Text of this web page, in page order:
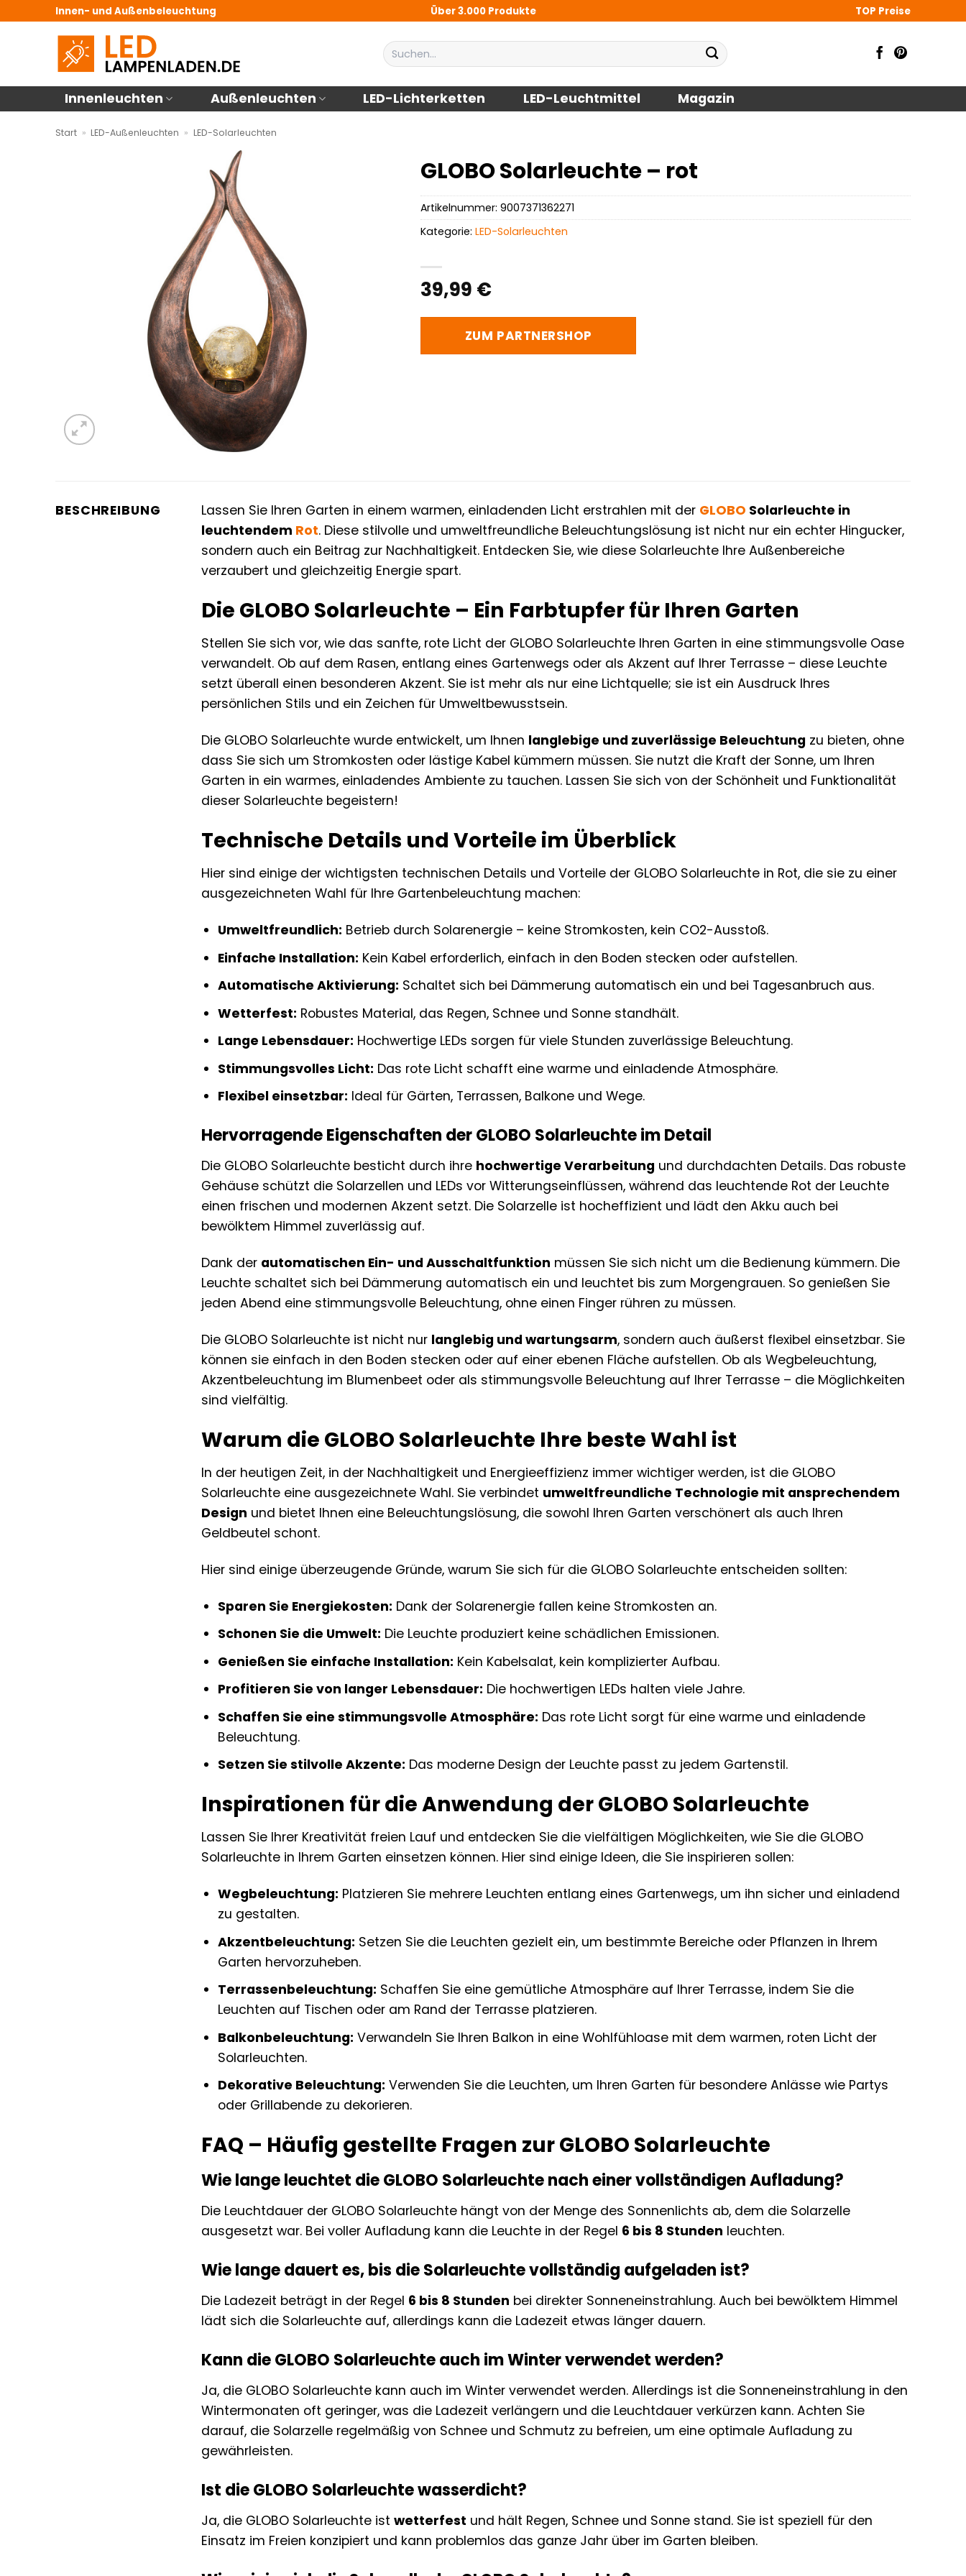
Innen- und Außenbeleuchtung Über 3.000 Produkte TOP Preise
Suchen
nach:
Innenleuchten Außenleuchten LED-Lichterketten LED-Leuchtmittel Magazin
Start » LED-Außenleuchten » LED-Solarleuchten
GLOBO Solarleuchte – rot
39,99 €
ZUM PARTNERSHOP
Artikelnummer:9007371362271
Kategorie:LED-Solarleuchten
BESCHREIBUNG Lassen Sie Ihren Garten in einem warmen, einladenden Licht erstrahlen mit der GLOBO Solarleuchte in
leuchtendem Rot. Diese stilvolle und umweltfreundliche Beleuchtungslösung ist nicht nur ein echter Hingucker,
sondern auch ein Beitrag zur Nachhaltigkeit. Entdecken Sie, wie diese Solarleuchte Ihre Außenbereiche
verzaubert und gleichzeitig Energie spart.
Die GLOBO Solarleuchte – Ein Farbtupfer für Ihren Garten
Stellen Sie sich vor, wie das sanfte, rote Licht der GLOBO Solarleuchte Ihren Garten in eine stimmungsvolle Oase
verwandelt. Ob auf dem Rasen, entlang eines Gartenwegs oder als Akzent auf Ihrer Terrasse – diese Leuchte
setzt überall einen besonderen Akzent. Sie ist mehr als nur eine Lichtquelle; sie ist ein Ausdruck Ihres
persönlichen Stils und ein Zeichen für Umweltbewusstsein.
Die GLOBO Solarleuchte wurde entwickelt, um Ihnen langlebige und zuverlässige Beleuchtung zu bieten, ohne
dass Sie sich um Stromkosten oder lästige Kabel kümmern müssen. Sie nutzt die Kraft der Sonne, um Ihren
Garten in ein warmes, einladendes Ambiente zu tauchen. Lassen Sie sich von der Schönheit und Funktionalität
dieser Solarleuchte begeistern!
Technische Details und Vorteile im Überblick
Hier sind einige der wichtigsten technischen Details und Vorteile der GLOBO Solarleuchte in Rot, die sie zu einer
ausgezeichneten Wahl für Ihre Gartenbeleuchtung machen:
Umweltfreundlich: Betrieb durch Solarenergie – keine Stromkosten, kein CO2-Ausstoß.
Einfache Installation: Kein Kabel erforderlich, einfach in den Boden stecken oder aufstellen.
Automatische Aktivierung: Schaltet sich bei Dämmerung automatisch ein und bei Tagesanbruch aus.
Wetterfest: Robustes Material, das Regen, Schnee und Sonne standhält.
Lange Lebensdauer: Hochwertige LEDs sorgen für viele Stunden zuverlässige Beleuchtung.
Stimmungsvolles Licht: Das rote Licht schafft eine warme und einladende Atmosphäre.
Flexibel einsetzbar: Ideal für Gärten, Terrassen, Balkone und Wege.
Hervorragende Eigenschaften der GLOBO Solarleuchte im Detail
Die GLOBO Solarleuchte besticht durch ihre hochwertige Verarbeitung und durchdachten Details. Das robuste
Gehäuse schützt die Solarzellen und LEDs vor Witterungseinflüssen, während das leuchtende Rot der Leuchte
einen frischen und modernen Akzent setzt. Die Solarzelle ist hocheffizient und lädt den Akku auch bei
bewölktem Himmel zuverlässig auf.
Dank der automatischen Ein- und Ausschaltfunktion müssen Sie sich nicht um die Bedienung kümmern. Die
Leuchte schaltet sich bei Dämmerung automatisch ein und leuchtet bis zum Morgengrauen. So genießen Sie
jeden Abend eine stimmungsvolle Beleuchtung, ohne einen Finger rühren zu müssen.
Die GLOBO Solarleuchte ist nicht nur langlebig und wartungsarm, sondern auch äußerst flexibel einsetzbar. Sie
können sie einfach in den Boden stecken oder auf einer ebenen Fläche aufstellen. Ob als Wegbeleuchtung,
Akzentbeleuchtung im Blumenbeet oder als stimmungsvolle Beleuchtung auf Ihrer Terrasse – die Möglichkeiten
sind vielfältig.
Warum die GLOBO Solarleuchte Ihre beste Wahl ist
In der heutigen Zeit, in der Nachhaltigkeit und Energieeffizienz immer wichtiger werden, ist die GLOBO
Solarleuchte eine ausgezeichnete Wahl. Sie verbindet umweltfreundliche Technologie mit ansprechendem
Design und bietet Ihnen eine Beleuchtungslösung, die sowohl Ihren Garten verschönert als auch Ihren
Geldbeutel schont.
Hier sind einige überzeugende Gründe, warum Sie sich für die GLOBO Solarleuchte entscheiden sollten:
Sparen Sie Energiekosten: Dank der Solarenergie fallen keine Stromkosten an.
Schonen Sie die Umwelt: Die Leuchte produziert keine schädlichen Emissionen.
Genießen Sie einfache Installation: Kein Kabelsalat, kein komplizierter Aufbau.
Profitieren Sie von langer Lebensdauer: Die hochwertigen LEDs halten viele Jahre.
Schaffen Sie eine stimmungsvolle Atmosphäre: Das rote Licht sorgt für eine warme und einladende
Beleuchtung.
Setzen Sie stilvolle Akzente: Das moderne Design der Leuchte passt zu jedem Gartenstil.
Inspirationen für die Anwendung der GLOBO Solarleuchte
Lassen Sie Ihrer Kreativität freien Lauf und entdecken Sie die vielfältigen Möglichkeiten, wie Sie die GLOBO
Solarleuchte in Ihrem Garten einsetzen können. Hier sind einige Ideen, die Sie inspirieren sollen:
Wegbeleuchtung: Platzieren Sie mehrere Leuchten entlang eines Gartenwegs, um ihn sicher und einladend
zu gestalten.
Akzentbeleuchtung: Setzen Sie die Leuchten gezielt ein, um bestimmte Bereiche oder Pflanzen in Ihrem
Garten hervorzuheben.
Terrassenbeleuchtung: Schaffen Sie eine gemütliche Atmosphäre auf Ihrer Terrasse, indem Sie die
Leuchten auf Tischen oder am Rand der Terrasse platzieren.
Balkonbeleuchtung: Verwandeln Sie Ihren Balkon in eine Wohlfühloase mit dem warmen, roten Licht der
Solarleuchten.
Dekorative Beleuchtung: Verwenden Sie die Leuchten, um Ihren Garten für besondere Anlässe wie Partys
oder Grillabende zu dekorieren.
FAQ – Häufig gestellte Fragen zur GLOBO Solarleuchte
Wie lange leuchtet die GLOBO Solarleuchte nach einer vollständigen Aufladung?
Die Leuchtdauer der GLOBO Solarleuchte hängt von der Menge des Sonnenlichts ab, dem die Solarzelle
ausgesetzt war. Bei voller Aufladung kann die Leuchte in der Regel 6 bis 8 Stunden leuchten.
Wie lange dauert es, bis die Solarleuchte vollständig aufgeladen ist?
Die Ladezeit beträgt in der Regel 6 bis 8 Stunden bei direkter Sonneneinstrahlung. Auch bei bewölktem Himmel
lädt sich die Solarleuchte auf, allerdings kann die Ladezeit etwas länger dauern.
Kann die GLOBO Solarleuchte auch im Winter verwendet werden?
Ja, die GLOBO Solarleuchte kann auch im Winter verwendet werden. Allerdings ist die Sonneneinstrahlung in den
Wintermonaten oft geringer, was die Ladezeit verlängern und die Leuchtdauer verkürzen kann. Achten Sie
darauf, die Solarzelle regelmäßig von Schnee und Schmutz zu befreien, um eine optimale Aufladung zu
gewährleisten.
Ist die GLOBO Solarleuchte wasserdicht?
Ja, die GLOBO Solarleuchte istwetterfest und hält Regen, Schnee und Sonne stand. Sie ist speziell für den
Einsatz im Freien konzipiert und kann problemlos das ganze Jahr über im Garten bleiben.